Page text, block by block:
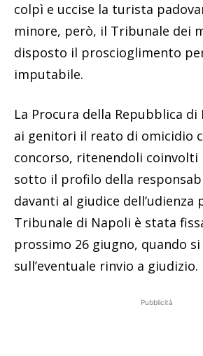
colpì e uccise la turista
minore, però, il Tribunale dei
disposto il proscioglimento
imputabile.
La Procura della Repubblica
ai genitori il reato di omicidio
concorso, ritenendoli coinvolti
sotto il profilo della
davanti al giudice dell’udienza
Tribunale di Napoli è stata
prossimo 26 giugno, quando
sull’eventuale rinvio a giudizio.
Pubblicità